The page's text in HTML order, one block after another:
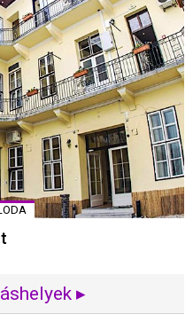
▸